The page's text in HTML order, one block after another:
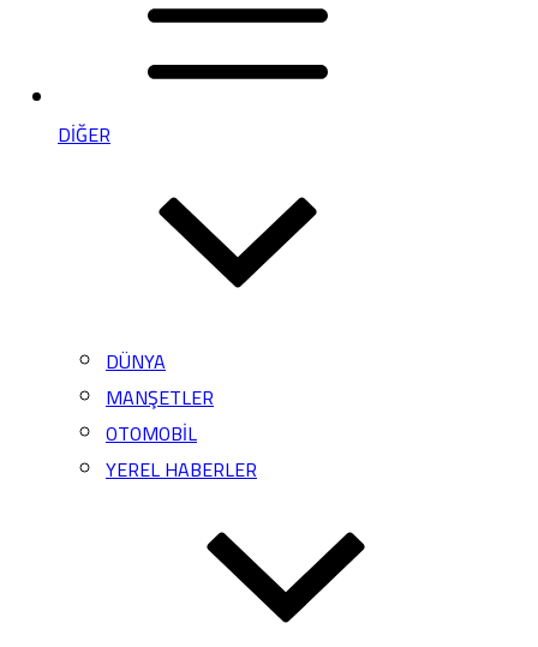
DİĞER
DÜNYA
MANŞETLER
OTOMOBİL
YEREL HABERLER